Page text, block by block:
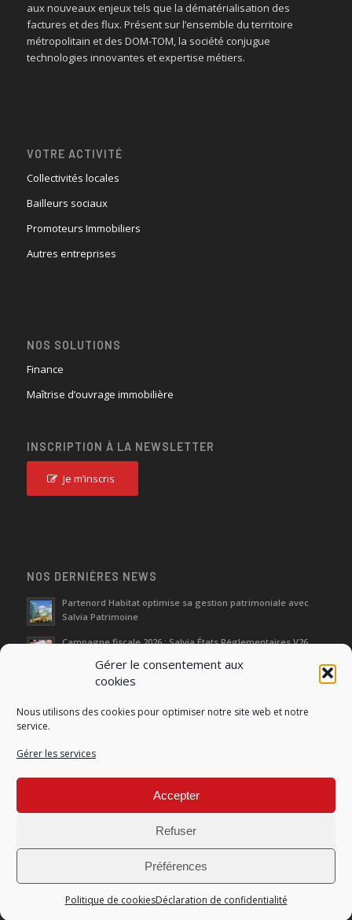
Gérer le consentement aux
cookies
Nous utilisons des cookies pour optimiser notre site web et notre
service.
Gérer les services
Accepter
Refuser
Préférences
Politique de cookiesDéclaration de confidentialité
aux nouveaux enjeux tels que la dématérialisation des
factures et des flux. Présent sur l’ensemble du territoire
métropolitain et des DOM-TOM, la société conjugue
technologies innovantes et expertise métiers.
VOTRE ACTIVITÉ
Collectivités locales
Bailleurs sociaux
Promoteurs Immobiliers
Autres entreprises
NOS SOLUTIONS
Finance
Maîtrise d’ouvrage immobilière
INSCRIPTION À LA NEWSLETTER
Je m’inscris
NOS DERNIÈRES NEWS
Partenord Habitat optimise sa gestion patrimoniale avec
Salvia Patrimoine
Campagne fiscale 2026 : Salvia États Réglementaires V26
Journées d‘Étude de l’Immobilier 2026
Salon SIMI 2025 : entre héritage et renaissance
Séminaire Actualités Réglementaires et Fiscales 2025
© Copyright Salvia Développement |Conditions générales de produits
et de services|Mentions légales|Données personnelles